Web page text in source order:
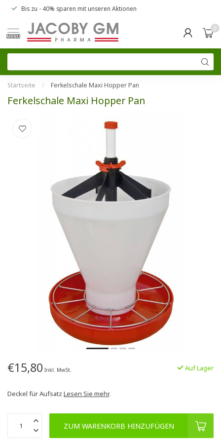
Bis zu - 40% sparen mit unseren Aktionen
MENU
0
Startseite / Ferkelschale Maxi Hopper Pan
Ferkelschale Maxi Hopper Pan
€15,80 Inkl. MwSt. Auf Lager
Deckel für Aufsatz Lesen Sie mehr.
ZUM WARENKORB HINZUFÜGEN